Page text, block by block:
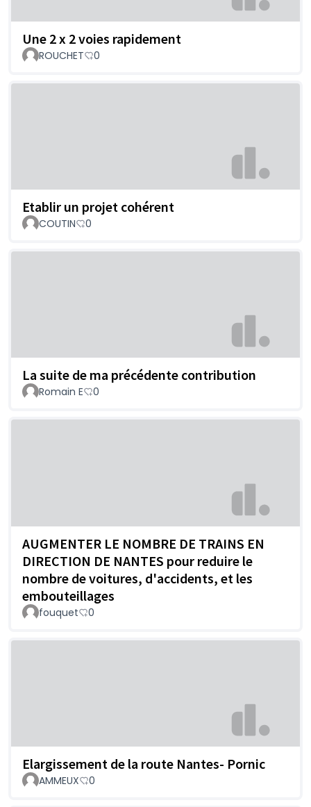
Une 2 x 2 voies rapidement
ROUCHET 0
Etablir un projet cohérent
COUTIN 0
La suite de ma précédente contribution
Romain E 0
AUGMENTER LE NOMBRE DE TRAINS EN
DIRECTION DE NANTES pour reduire le
nombre de voitures, d'accidents, et les
embouteillages
fouquet 0
Elargissement de la route Nantes- Pornic
AMMEUX 0